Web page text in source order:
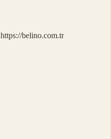
https://belino.com.tr